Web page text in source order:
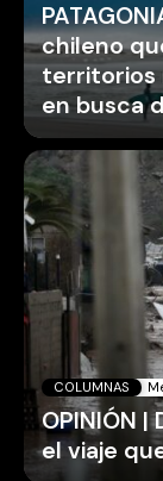
chileno
territorios
en busca
COLUMNAS
OPINIÓN
el viaje